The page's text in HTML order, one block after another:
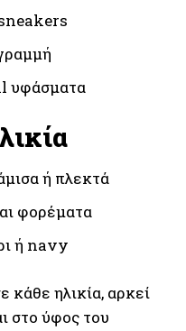
υφάσματα
ή πλεκτά
φορέματα
ή navy
ηλικία, αρκεί
στο ύφος του